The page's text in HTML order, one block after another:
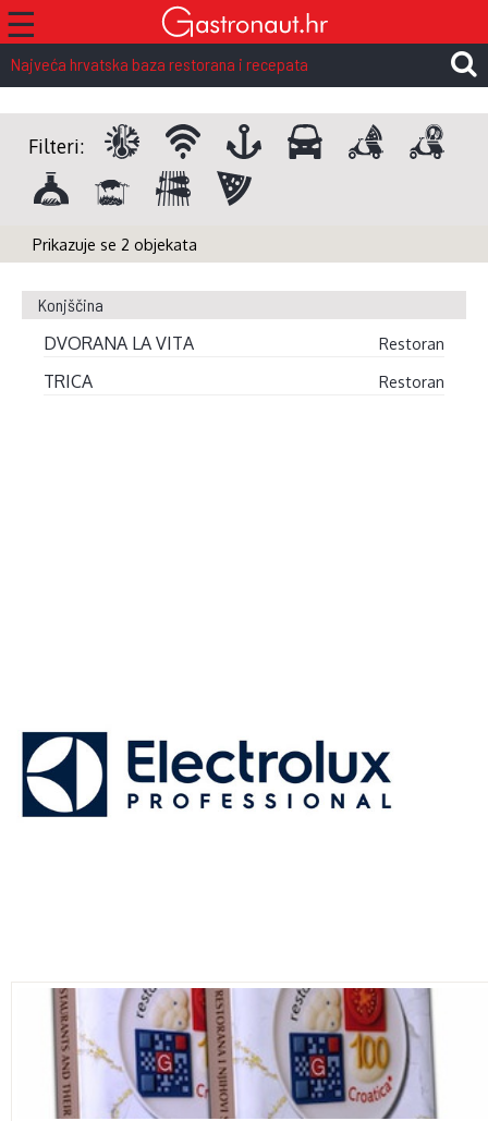
☰
Najveća hrvatska baza restorana i recepata
Filteri:
Prikazuje se 2 objekata
Konjščina
DVORANA LA VITA Restoran
TRICA Restoran